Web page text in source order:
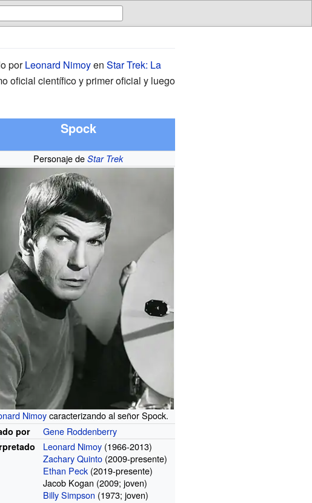
porLeonard Nimoyen Star Trek: La
oficial científico y primer oficial y luego
Spock
Personaje deStar Trek
Nimoycaracterizando al señor Spock.
por Gene Roddenberry
Leonard Nimoy (1966-2013)
Zachary Quinto (2009-presente)
Ethan Peck (2019-presente)
Jacob Kogan (2009; joven)
Billy Simpson (1973; joven)